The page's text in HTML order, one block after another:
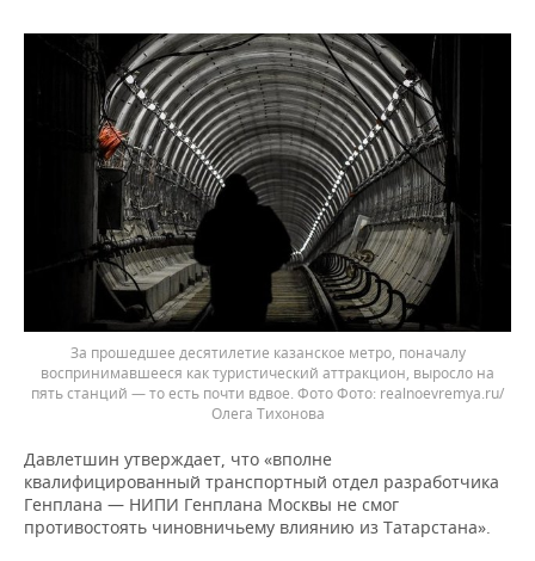
За прошедшее десятилетие казанское метро, поначалу
воспринимавшееся как туристический аттракцион, выросло на
пять станций — то есть почти вдвое. Фото
realnoevremya.ru/
Олега Тихонова
Давлетшин утверждает, что «вполне
квалифицированный транспортный отдел разработчика
Генплана — НИПИ Генплана Москвы не смог
противостоять чиновничьему влиянию из Татарстана».